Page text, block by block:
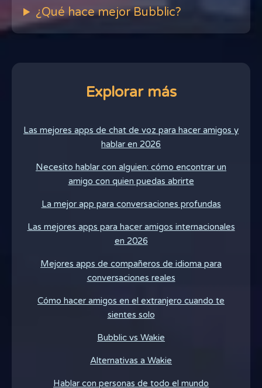
¿Qué hace mejor Bubblic?
Explorar más
Las mejores apps de chat de voz para hacer amigos y
hablar en 2026
Necesito hablar con alguien: cómo encontrar un
amigo con quien puedas abrirte
La mejor app para conversaciones profundas
Las mejores apps para hacer amigos internacionales
en 2026
Mejores apps de compañeros de idioma para
conversaciones reales
Cómo hacer amigos en el extranjero cuando te
sientes solo
Bubblic vs Wakie
Alternativas a Wakie
Hablar con personas de todo el mundo